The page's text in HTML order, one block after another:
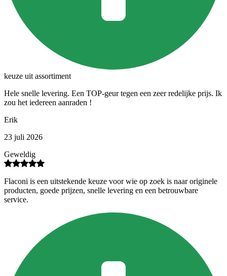
keuze uit assortiment
Hele snelle levering. Een TOP-geur tegen een zeer redelijke prijs. Ik
zou het iedereen aanraden !
Erik
23 juli 2026
Geweldig
Flaconi is een uitstekende keuze voor wie op zoek is naar originele
producten, goede prijzen, snelle levering en een betrouwbare
service.